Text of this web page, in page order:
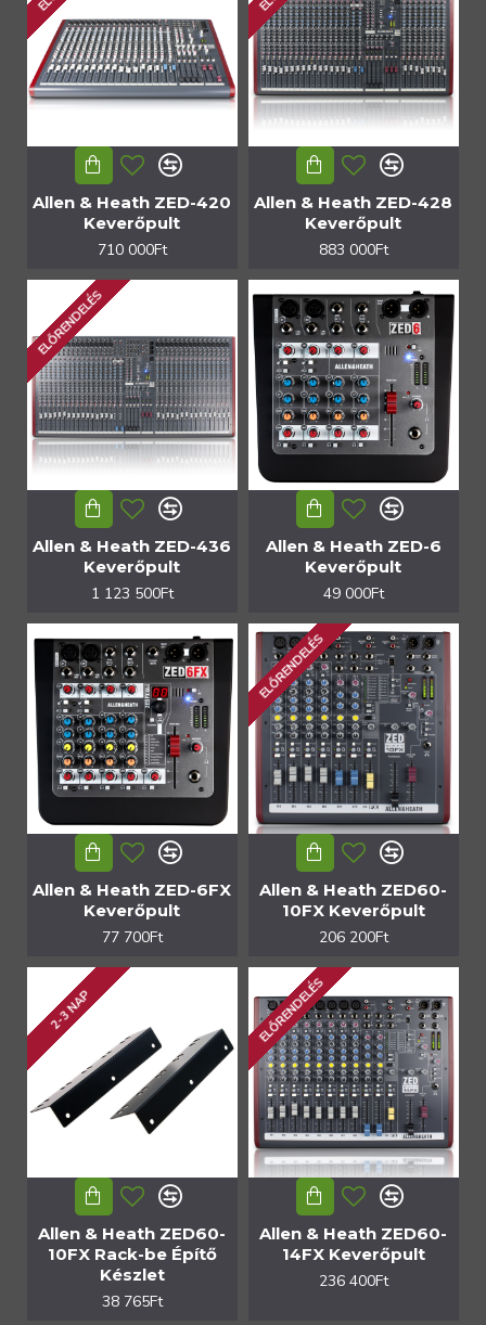
Allen & Heath ZED-420
Keverőpult
710 000Ft
Allen & Heath ZED-428
Keverőpult
883 000Ft
ELŐRENDELÉS
Allen & Heath ZED-436
Keverőpult
1 123 500Ft
Allen & Heath ZED-6
Keverőpult
49 000Ft
Allen & Heath ZED-6FX
Keverőpult
77 700Ft
ELŐRENDELÉS
Allen & Heath ZED60-
10FX Keverőpult
206 200Ft
2-3 NAP
Allen & Heath ZED60-
10FX Rack-be Építő
Készlet
38 765Ft
ELŐRENDELÉS
Allen & Heath ZED60-
14FX Keverőpult
236 400Ft